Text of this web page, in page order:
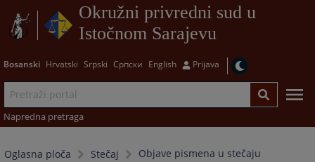
Okružni privredni sud u
Istočnom Sarajevu
Bosanski Hrvatski Srpski Српски English Prijava
Napredna pretraga
Oglasna ploča Stečaj Objave pismena u stečaju